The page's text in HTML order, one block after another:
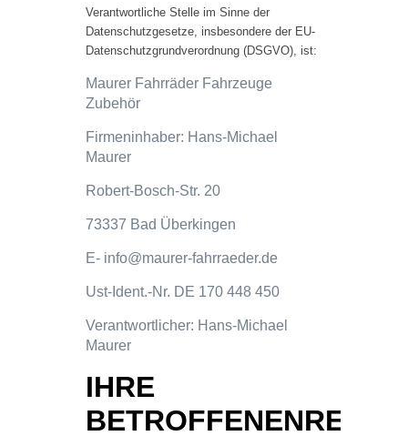
Verantwortliche Stelle im Sinne der
Datenschutzgesetze, insbesondere der EU-
Datenschutzgrundverordnung (DSGVO), ist:
Maurer Fahrräder Fahrzeuge
Zubehör
Firmeninhaber: Hans-Michael
Maurer
Robert-Bosch-Str. 20
73337 Bad Überkingen
E- info@maurer-fahrraeder.de
Ust-Ident.-Nr. DE 170 448 450
Verantwortlicher: Hans-Michael
Maurer
IHRE